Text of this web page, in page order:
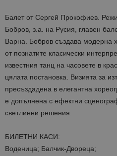
Балет от Сергей Прокофиев.
Бобров, з.а. на Русия, главен
Варна. Бобров създава модерна
от познатите класически
известния танц на часовете в
цялата постановка. Визията за
пресъздадена в елегантна
е допълнена с ефектни
светлинни решения.
БИЛЕТНИ КАСИ:
Воденица; Балчик-Двореца;